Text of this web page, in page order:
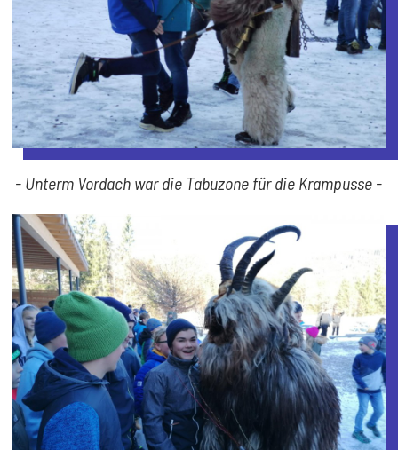
- Unterm Vordach war die Tabuzone für die Krampusse -